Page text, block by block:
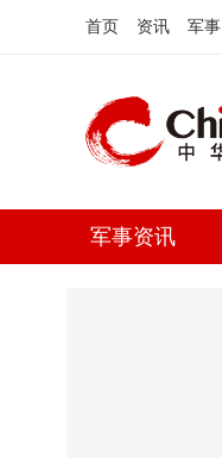
首页 资讯 军事
军事资讯